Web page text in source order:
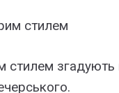
стилем
згадують